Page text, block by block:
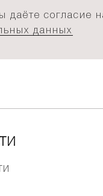
даёте согласие
данных